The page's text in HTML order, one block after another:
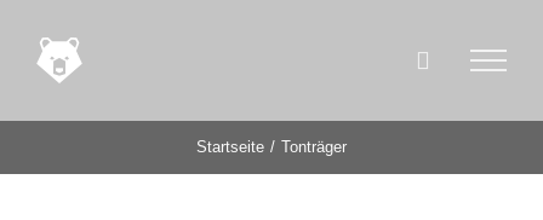
Inhalt
springen
Startseite Tonträger